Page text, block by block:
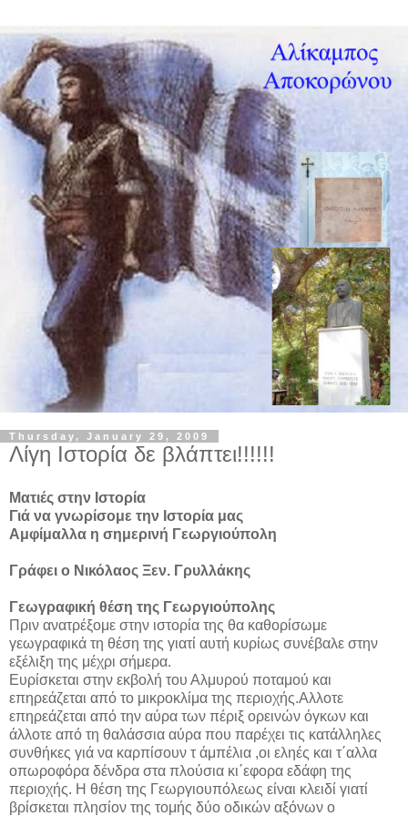
Thursday, January 29, 2009
Λίγη Ιστορία δε βλάπτει!!!!!!
Ματιές στην Ιστορία
Γιά να γνωρίσομε την Ιστορία μας
Αμφίμαλλα η σημερινή Γεωργιούπολη
Γράφει ο Νικόλαος Ξεν. Γρυλλάκης
Γεωγραφική θέση της Γεωργιούπολης
Πριν ανατρέξομε στην ιστορία της θα καθορίσωμε
γεωγραφικά τη θέση της γιατί αυτή κυρίως συνέβαλε στην
εξέλιξη της μέχρι σήμερα.
Ευρίσκεται στην εκβολή του Αλμυρού ποταμού και
επηρεάζεται από το μικροκλίμα της περιοχής.Αλλοτε
επηρεάζεται από την αύρα των πέριξ ορεινών όγκων και
άλλοτε από τη θαλάσσια αύρα που παρέχει τις κατάλληλες
συνθήκες γιά να καρπίσουν τ άμπέλια ,οι εληές και τ΄αλλα
οπωροφόρα δένδρα στα πλούσια κι΄εφορα εδάφη της
περιοχής. Η θέση της Γεωργιουπόλεως είναι κλειδί γιατί
βρίσκεται πλησίον της τομής δύο οδικών αξόνων ο